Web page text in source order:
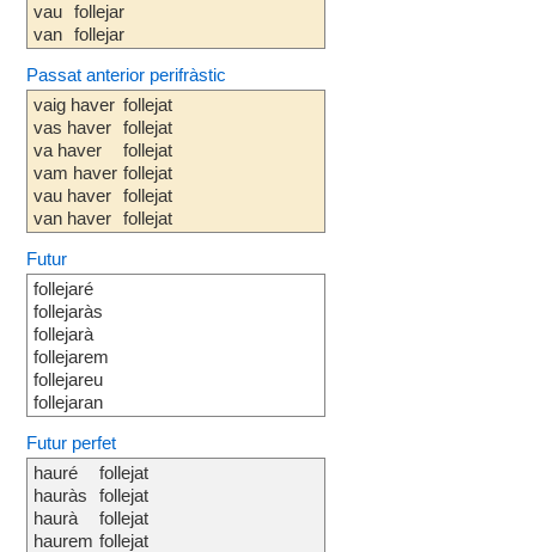
vau
van
follejar
follejar
Passat anterior perifràstic
vaig haver
vas haver
va haver
vam haver
vau haver
van haver
follejat
follejat
follejat
follejat
follejat
follejat
Futur
follejaré
follejaràs
follejarà
follejarem
follejareu
follejaran
Futur perfet
hauré
hauràs
haurà
haurem
follejat
follejat
follejat
follejat